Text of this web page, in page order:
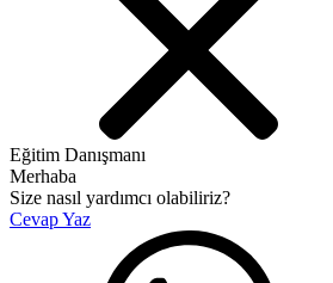
Eğitim Danışmanı
Merhaba
Size nasıl yardımcı olabiliriz?
Cevap Yaz